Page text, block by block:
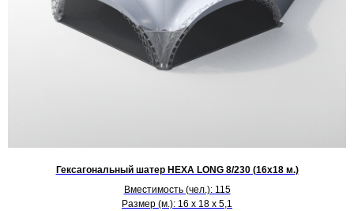
Гексагональный шатер HEXA LONG 8/230 (16х18 м.)
Вместимость (чел.): 115
Размер (м.): 16 х 18 х 5,1